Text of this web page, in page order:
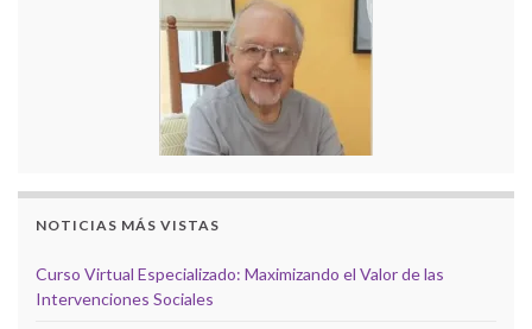
NOTICIAS MÁS VISTAS
Curso Virtual Especializado: Maximizando el Valor de las
Intervenciones Sociales